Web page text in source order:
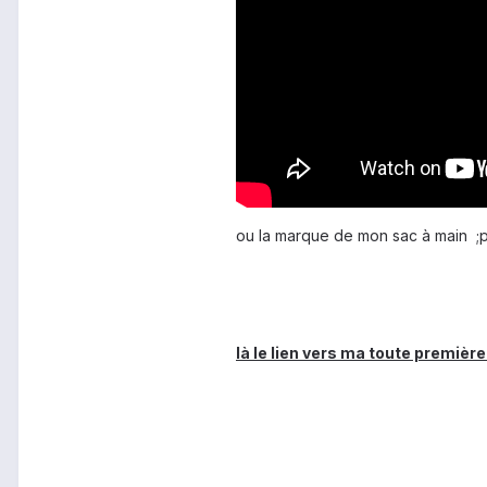
ou la marque de mon sac à main ;p
là le lien vers ma toute